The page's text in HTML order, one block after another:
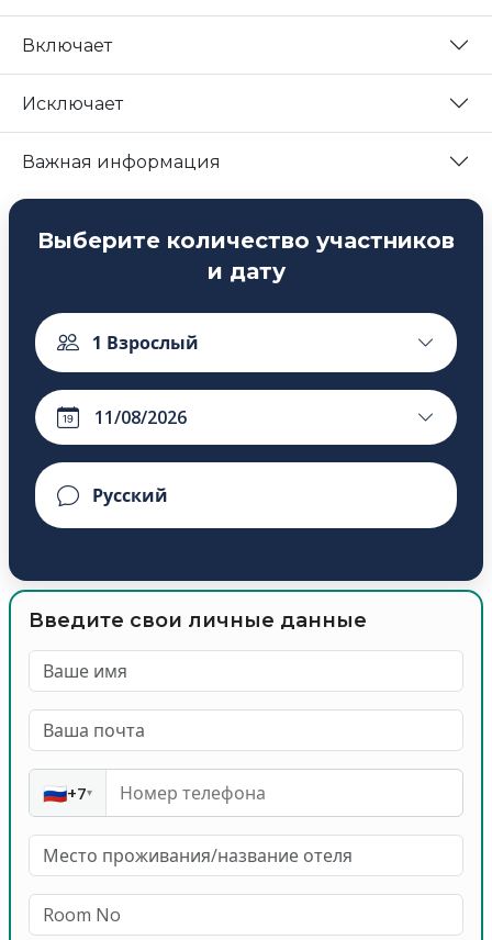
Включает
Исключает
Важная информация
Выберите количество участников
и дату
1 Взрослый
Введите свои личные данные
🇷🇺+7▾